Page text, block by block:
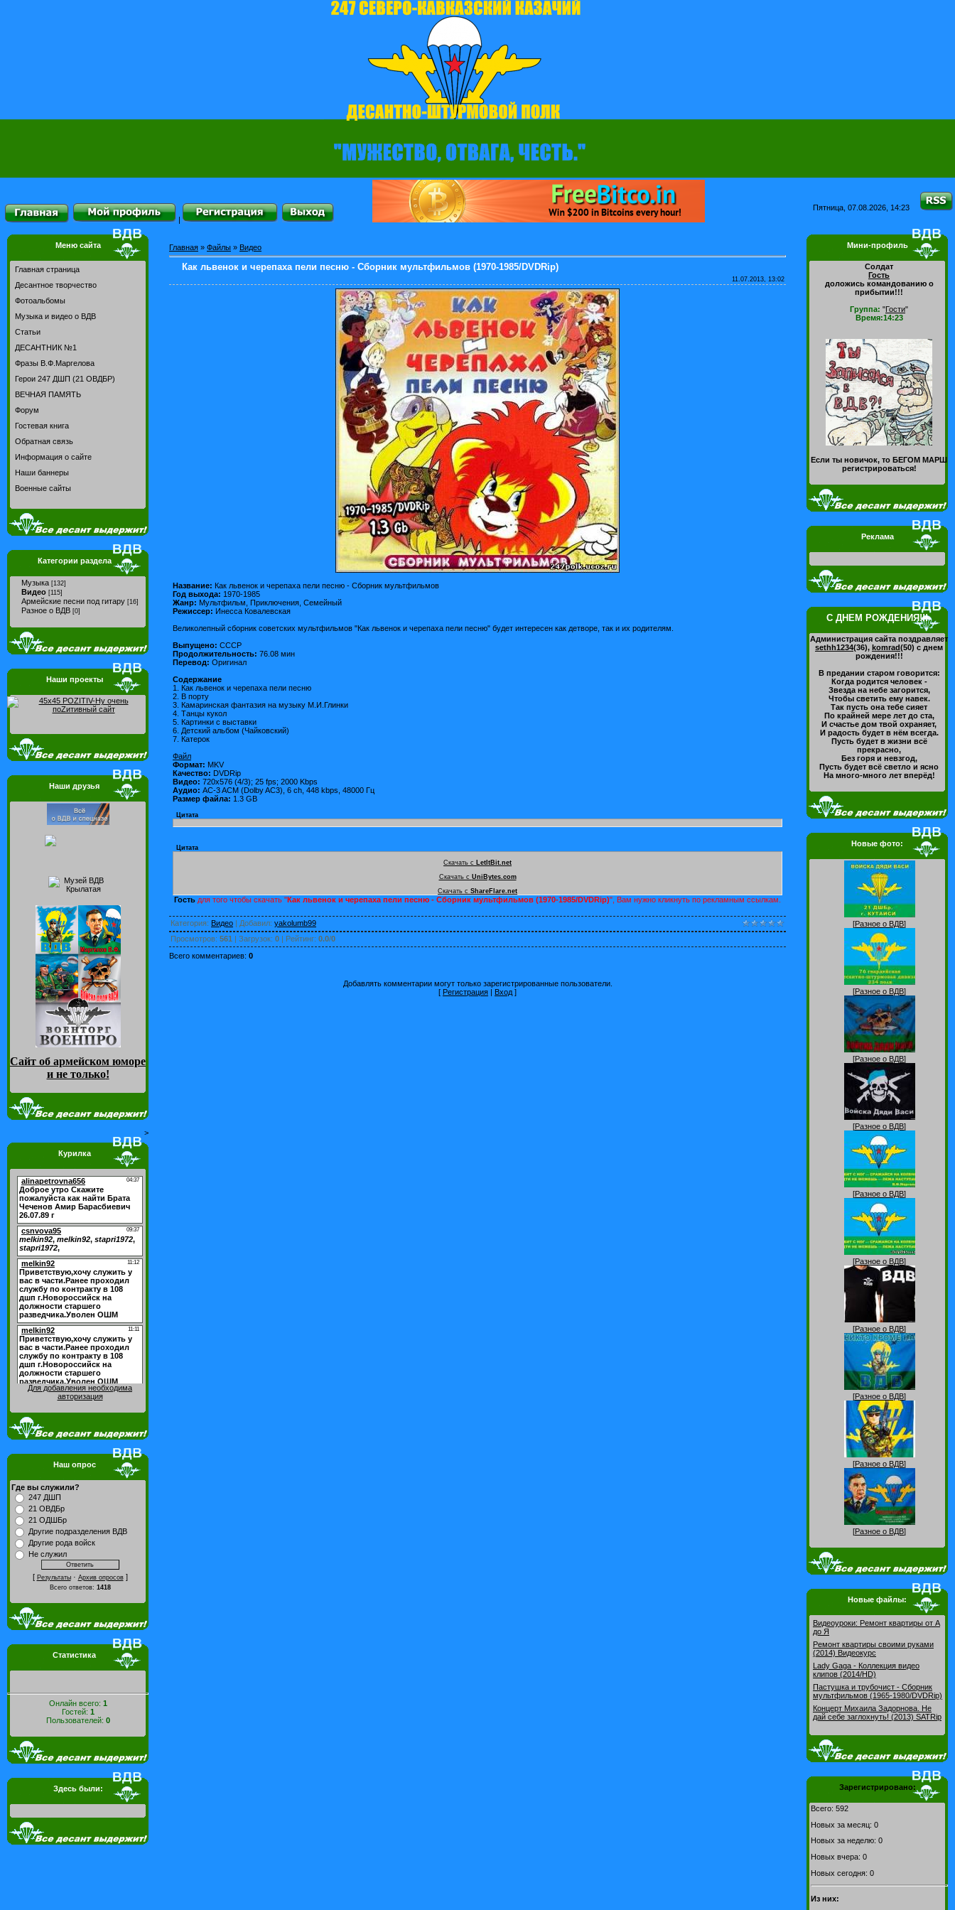
|
Пятница, 07.08.2026, 14:23
Меню сайта
Главная страница
Десантное творчество
Фотоальбомы
Музыка и видео о ВДВ
Статьи
ДЕСАНТНИК №1
Фразы В.Ф.Маргелова
Герои 247 ДШП (21 ОВДБР)
ВЕЧНАЯ ПАМЯТЬ
Форум
Гостевая книга
Обратная связь
Информация о сайте
Наши баннеры
Военные сайты
Категории раздела
Музыка [132]
Видео [115]
Армейские песни под гитару [16]
Разное о ВДВ [0]
Наши проекты
Наши друзья
Сайт об армейском юморе
и не только!
>
Курилка
Для добавления необходима
авторизация
Наш опрос
Где вы служили?
247 ДШП
21 ОВДБр
21 ОДШБр
Другие подразделения ВДВ
Другие рода войск
Не служил
[ Результаты· Архив опросов]
Всего ответов: 1418
Статистика
Онлайн всего: 1
Гостей: 1
Пользователей: 0
Здесь были:
Главная » Файлы » Видео
Как львенок и черепаха пели песню - Сборник мультфильмов (1970-1985/DVDRip)
11.07.2013, 13:02
Название: Как львенок и черепаха пели песню - Сборник мультфильмов
Год выхода: 1970-1985
Жанр: Мультфильм, Приключения, Семейный
Режиссер: Инесса Ковалевская
Великолепный сборник советских мультфильмов "Как львенок и черепаха пели песню" будет интересен как детворе, так и их родителям.
Выпущено: СССР
Продолжительность: 76.08 мин
Перевод: Оригинал
Содержание
1. Как львенок и черепаха пели песню
2. В порту
3. Камаринская фантазия на музыку М.И.Глинки
4. Танцы кукол
5. Картинки с выставки
6. Детский альбом (Чайковский)
7. Катерок
Файл
Формат: MKV
Качество: DVDRip
Видео: 720x576 (4/3); 25 fps; 2000 Kbps
Аудио: AC-3 ACM (Dolby AC3), 6 ch, 448 kbps, 48000 Гц
Размер файла: 1.3 GB
Цитата
Цитата
Скачать с
LetItBit.net
Скачать с UniBytes.com
Скачать с ShareFlare.net
Гость для того чтобы скачать "Как львенок и черепаха пели песню - Сборник мультфильмов (1970-1985/DVDRip)", Вам нужно кликнуть по рекламным ссылкам.
Категория: Видео | Добавил: yakolumb99
Просмотров: 561 | Загрузок: 0 | Рейтинг: 0.0/0
Всего комментариев: 0
Добавлять комментарии могут только зарегистрированные пользователи.
[ Регистрация | Вход ]
Мини-профиль
Солдат
Гость
доложись командованию о
прибытии!!!
Группа: "Гости"
Время:14:23
Если ты новичок, то БЕГОМ МАРШ
регистрироваться!
Реклама
С ДНЕМ РОЖДЕНИЯ!!!
Администрация сайта поздравляет
sethh1234(36), komrad(50) с днем
рождения!!!
В предании старом говорится:
Когда родится человек -
Звезда на небе загорится,
Чтобы светить ему навек.
Так пусть она тебе сияет
По крайней мере лет до ста,
И счастье дом твой охраняет,
И радость будет в нём всегда.
Пусть будет в жизни всё
прекрасно,
Без горя и невзгод,
Пусть будет всё светло и ясно
На много-много лет вперёд!
Новые фото:
[Разное о ВДВ]
[Разное о ВДВ]
[Разное о ВДВ]
[Разное о ВДВ]
[Разное о ВДВ]
[Разное о ВДВ]
[Разное о ВДВ]
[Разное о ВДВ]
[Разное о ВДВ]
[Разное о ВДВ]
Новые файлы:
Видеоуроки: Pемонт квартиры от А
до Я
Ремонт квартиры своими руками
(2014) Видеокурс
Lady Gaga - Коллекция видео
клипов (2014/HD)
Пастушка и трубочист - Сборник
мультфильмов (1965-1980/DVDRip)
Концерт Михаила Задорнова. Не
дай себе заглохнуть! (2013) SATRip
Зарегистрировано:
Всего: 592
Новых за месяц: 0
Новых за неделю: 0
Новых вчера: 0
Новых сегодня: 0
Из них: